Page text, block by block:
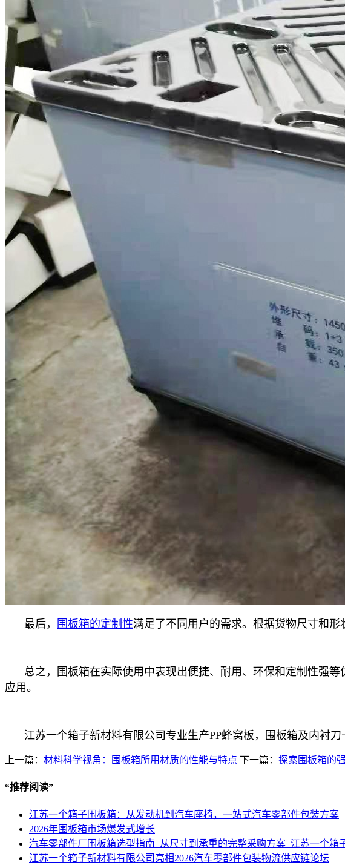
最后， 围板箱的定制性满足了不同用户的需求。根据货物尺寸和形
总之，围板箱在实际使用中表现出便捷、耐用、环保和定制性强
应用。
江苏一个箱子新材料有限公司专业生产PP蜂窝板，围板箱及内衬
上一篇： 材料科学视角：围板箱所用材质的性能与特点 下一篇： 探索围板箱的
“推荐阅读”
江苏一个箱子围板箱：从发动机到汽车座椅，一站式汽车零部件包装方案
2026年围板箱市场爆发式增长
汽车零部件厂围板箱选型指南_从尺寸到承重的完整采购方案_江苏一个箱
江苏一个箱子新材料有限公司亮相2026汽车零部件包装物流供应链论坛